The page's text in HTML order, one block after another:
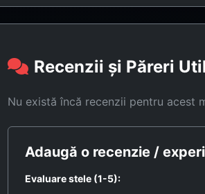
Recenzii și Păreri
Nu există încă recenzii pentru acest
Adaugă o recenzie /
Evaluare stele (1-5):